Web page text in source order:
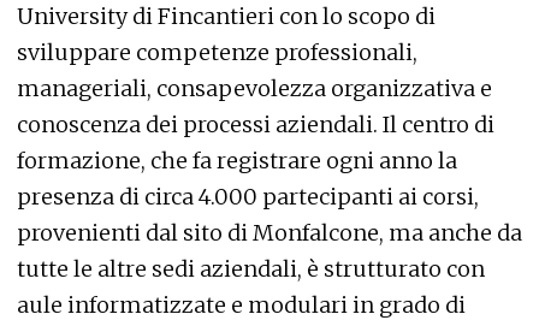
University di Fincantieri con lo scopo di
sviluppare competenze professionali,
manageriali, consapevolezza organizzativa e
conoscenza dei processi aziendali. Il centro di
formazione, che fa registrare ogni anno la
presenza di circa 4.000 partecipanti ai corsi,
provenienti dal sito di Monfalcone, ma anche da
tutte le altre sedi aziendali, è strutturato con
aule informatizzate e modulari in grado di